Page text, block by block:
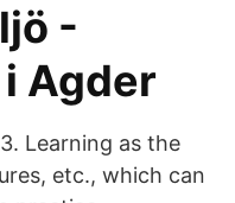
-
Agder
Learning as the
etc., which can